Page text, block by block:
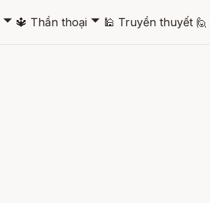
🞃 🔱 Thần thoại 🞃 🕌 Truyền thuyết 🙋